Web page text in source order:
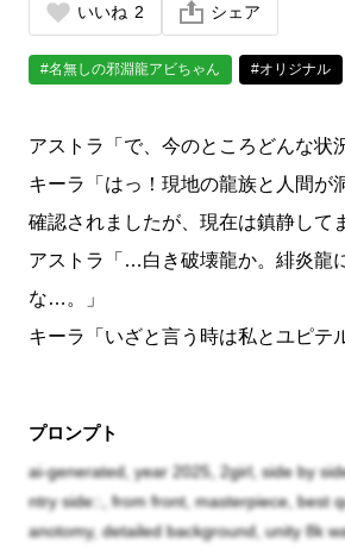
いいね 2 シェア
#名無しの邪淵龍アビちゃん #オリジナル
アストラ「で、今のところどんな状
キーラ「はっ！現地の龍族と人間が
確認されましたが、現在は鎮静して
アストラ「…白き破壊龍か。緋炎龍
な…。」
キーラ「いざと言う時は私とユピテ
可奈子「ただいまー！！」
プロンプト
ai-generated, year 2025, 2girl, side by
ntry side::, from front, masterpiece, best
anotomy, detailed background, unity 8k